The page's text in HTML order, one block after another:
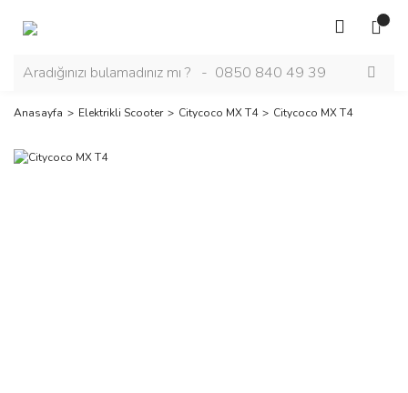
Anasayfa Elektrikli Scooter Citycoco MX T4 Citycoco MX T4